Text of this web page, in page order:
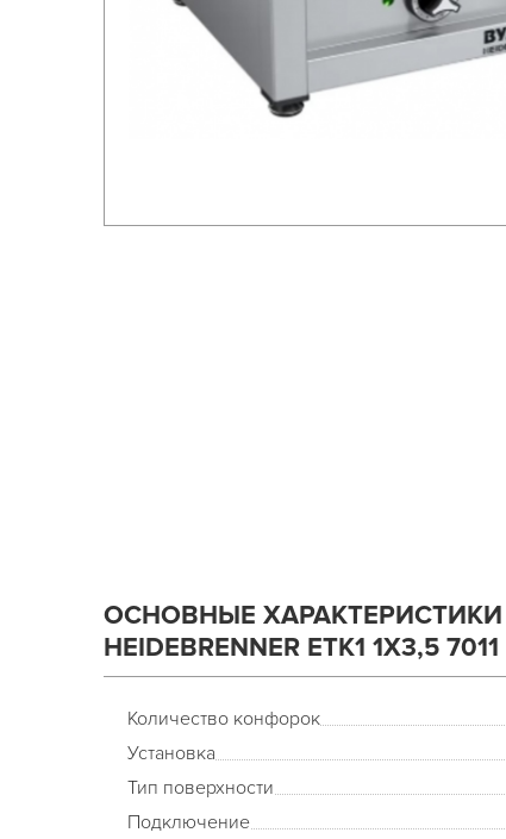
ОСНОВНЫЕ
HEIDEBRENNER ETK1 1Х3,5 7011
Количество конфорок
Установка
Тип поверхности
Подключение